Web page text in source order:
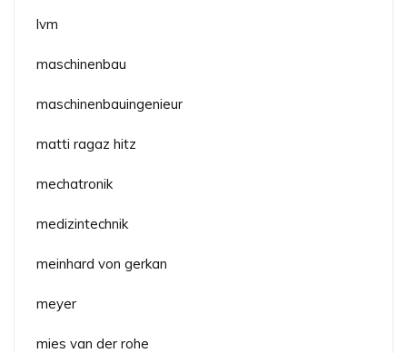
lvm
maschinenbau
maschinenbauingenieur
matti ragaz hitz
mechatronik
medizintechnik
meinhard von gerkan
meyer
mies van der rohe